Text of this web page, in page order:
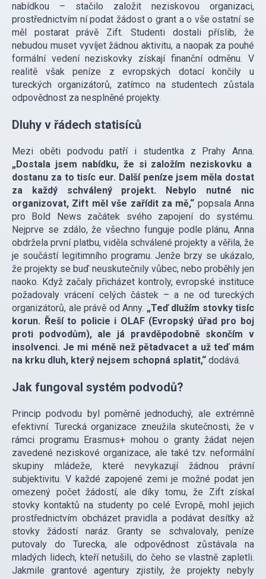
nabídkou – stačilo založit neziskovou organizaci,
prostřednictvím ní podat žádost o grant a o vše ostatní se
měl postarat právě Zift. Studenti dostali příslib, že
nebudou muset vyvíjet žádnou aktivitu, a naopak za pouhé
formální vedení neziskovky získají finanční odměnu. V
realitě však peníze z evropských dotací končily u
tureckých organizátorů, zatímco na studentech zůstala
odpovědnost za nesplněné projekty.
Dluhy v řádech statisíců
Mezi oběti podvodu patří i studentka z Prahy Anna.
„Dostala jsem nabídku, že si založím neziskovku a
dostanu za to tisíc eur. Další peníze jsem měla dostat
za každý schválený projekt. Nebylo nutné nic
organizovat, Zift měl vše zařídit za mě,“ popsala Anna
pro Bold News začátek svého zapojení do systému.
Nejprve se zdálo, že všechno funguje podle plánu, Anna
obdržela první platbu, viděla schválené projekty a věřila, že
je součástí legitimního programu. Jenže brzy se ukázalo,
že projekty se buď neuskutečnily vůbec, nebo proběhly jen
naoko. Když začaly přicházet kontroly, evropské instituce
požadovaly vrácení celých částek – a ne od tureckých
organizátorů, ale právě od Anny. „Teď dlužím stovky tisíc
korun. Řeší to policie i OLAF (Evropský úřad pro boj
proti podvodům), ale já pravděpodobně skončím v
insolvenci. Je mi méně než pětadvacet a už teď mám
na krku dluh, který nejsem schopná splatit,“ dodává.
Jak fungoval systém podvodů?
Princip podvodu byl poměrně jednoduchý, ale extrémně
efektivní. Turecká organizace zneužila skutečnosti, že v
rámci programu Erasmus+ mohou o granty žádat nejen
zavedené neziskové organizace, ale také tzv. neformální
skupiny mládeže, které nevykazují žádnou právní
subjektivitu. V každé zapojené zemi je možné podat jen
omezený počet žádostí, ale díky tomu, že Zift získal
stovky kontaktů na studenty po celé Evropě, mohl jejich
prostřednictvím obcházet pravidla a podávat desítky až
stovky žádostí naráz. Granty se schvalovaly, peníze
putovaly do Turecka, ale odpovědnost zůstávala na
mladých lidech, kteří netušili, do čeho se vlastně zapletli.
Jakmile grantové agentury zjistily, že projekty nebyly